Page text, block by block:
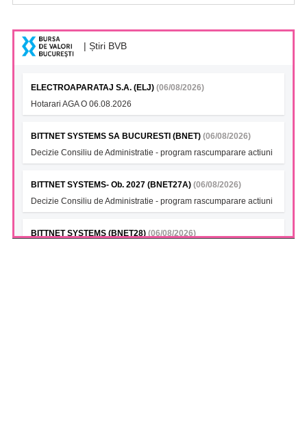
| Știri BVB
ELECTROAPARATAJ S.A. (ELJ) (06/08/2026)
Hotarari AGA O 06.08.2026
BITTNET SYSTEMS SA BUCURESTI (BNET) (06/08/2026)
Decizie Consiliu de Administratie - program rascumparare actiuni
BITTNET SYSTEMS- Ob. 2027 (BNET27A) (06/08/2026)
Decizie Consiliu de Administratie - program rascumparare actiuni
BITTNET SYSTEMS (BNET28) (06/08/2026)